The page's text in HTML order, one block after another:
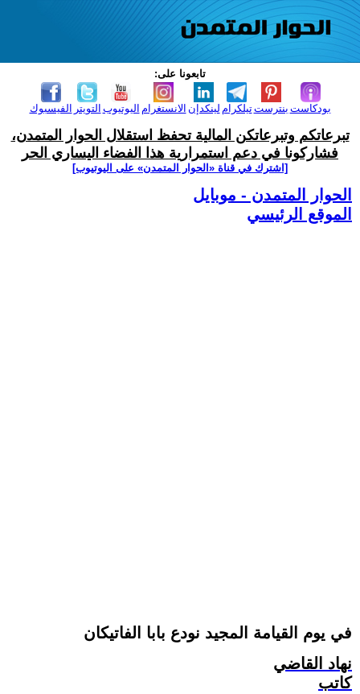
تابعونا على:
الفيسبوك التويتر اليوتيوب الانستغرام لينكدإن تيلكرامبنترست بودكاست
تبرعاتكم وتبرعاتكن المالية تحفظ استقلال الحوار المتمدن،
فشاركونا في دعم استمرارية هذا الفضاء اليساري الحر
[اشترك في قناة ‫«الحوار المتمدن» على اليوتيوب]
الحوار المتمدن - موبايل
الموقع الرئيسي
في يوم القيامة المجيد نودع بابا الفاتيكان
نهاد القاضي
كاتب